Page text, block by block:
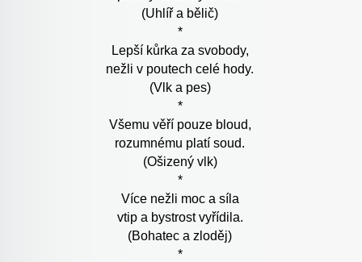
(Uhlíř a bělič)
*
Lepší kůrka za svobody,
nežli v poutech celé hody.
(Vlk a pes)
*
Všemu věří pouze bloud,
rozumnému platí soud.
(Ošizený vlk)
*
Více nežli moc a síla
vtip a bystrost vyřídila.
(Bohatec a zloděj)
*